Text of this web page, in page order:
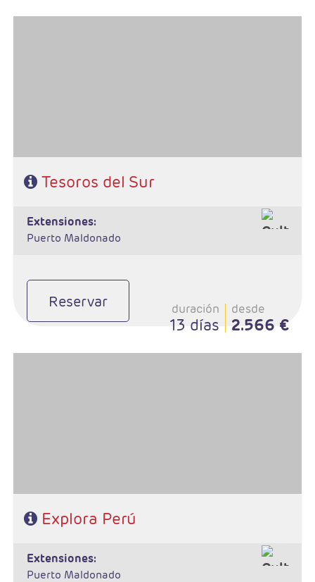
Tesoros del Sur
extensiones:
Puerto Maldonado
Reservar duración
13 días
desde
2.566 €
Explora Perú
extensiones:
Puerto Maldonado